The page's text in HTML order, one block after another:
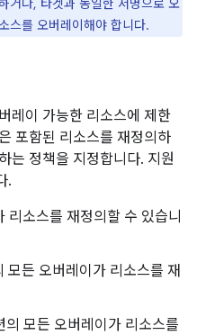
거나, 타겟과 동일한 서명으로 오
스를 오버레이해야 합니다.
레이 가능한 리소스에 제한
포함된 리소스를 재정의하
는 정책을 지정합니다. 지원
.
리소스를 재정의할 수 있습니
모든 오버레이가 리소스를 재
의 모든 오버레이가 리소스를